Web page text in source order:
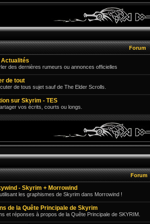
Forum
Actualités
des dernières rumeurs ou annonces officielles
de tout
de tous sujet sauf de The Elder Scrolls.
sur Skyrim - TES
vos écrits, courts ou longs.
Forum
- Skyrim + Morrowind
les graphismes de Skyrim dans Morrowind !
de la Quête Principale de Skyrim
et réponses à propos de la Quête Principale de SKYRIM.